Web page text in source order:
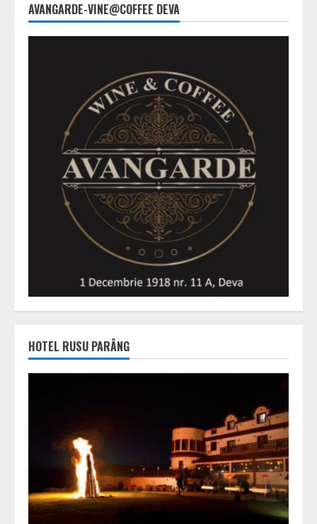
AVANGARDE-VINE@COFFEE DEVA
HOTEL RUSU PARÂNG